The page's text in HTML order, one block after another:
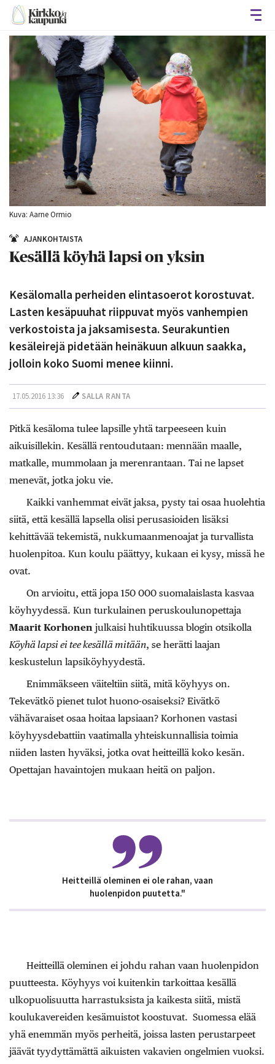
Kuva: Aarne Ormio
AJANKOHTAISTA
Kesällä köyhä lapsi on yksin
Kesälomalla perheiden elintasoerot korostuvat.
Lasten kesäpuuhat riippuvat myös vanhempien
verkostoista ja jaksamisesta. Seurakuntien
kesäleirejä pidetään heinäkuun alkuun saakka,
jolloin koko Suomi menee kiinni.
17.05.2016 13:36 SALLA RANTA
Pitkä kesäloma tulee lapsille yhtä tarpeeseen kuin
aikuisillekin. Kesällä rentoudutaan: mennään maalle,
matkalle, mummolaan ja merenrantaan. Tai ne lapset
menevät, jotka joku vie.
Kaikki vanhemmat eivät jaksa, pysty tai osaa huolehtia
siitä, että kesällä lapsella olisi perusasioiden lisäksi
kehittävää tekemistä, nukkumaanmenoajat ja turvallista
huolenpitoa. Kun koulu päättyy, kukaan ei kysy, missä he
ovat.
On arvioitu, että jopa 150 000 suomalaislasta kasvaa
köyhyydessä. Kun turkulainen peruskoulunopettaja
Maarit Korhonen julkaisi huhtikuussa blogin otsikolla
Köyhä lapsi ei tee kesällä mitään, se herätti laajan
keskustelun lapsiköyhyydestä.
Enimmäkseen väiteltiin siitä, mitä köyhyys on.
Tekevätkö pienet tulot huono-osaiseksi? Eivätkö
vähävaraiset osaa hoitaa lapsiaan? Korhonen vastasi
köyhyysdebattiin vaatimalla yhteiskunnallisia toimia
niiden lasten hyväksi, jotka ovat heitteillä koko kesän.
Opettajan havaintojen mukaan heitä on paljon.
Heitteillä oleminen ei ole rahan, vaan
huolenpidon puutetta."
Heitteillä oleminen ei johdu rahan vaan huolenpidon
puutteesta. Köyhyys voi kuitenkin tarkoittaa kesällä
ulkopuolisuutta harrastuksista ja kaikesta siitä, mistä
koulukavereiden kesämuistot koostuvat. Suomessa elää
yhä enemmän myös perheitä, joissa lasten perustarpeet
jäävät tyydyttämättä aikuisten vakavien ongelmien vuoksi.